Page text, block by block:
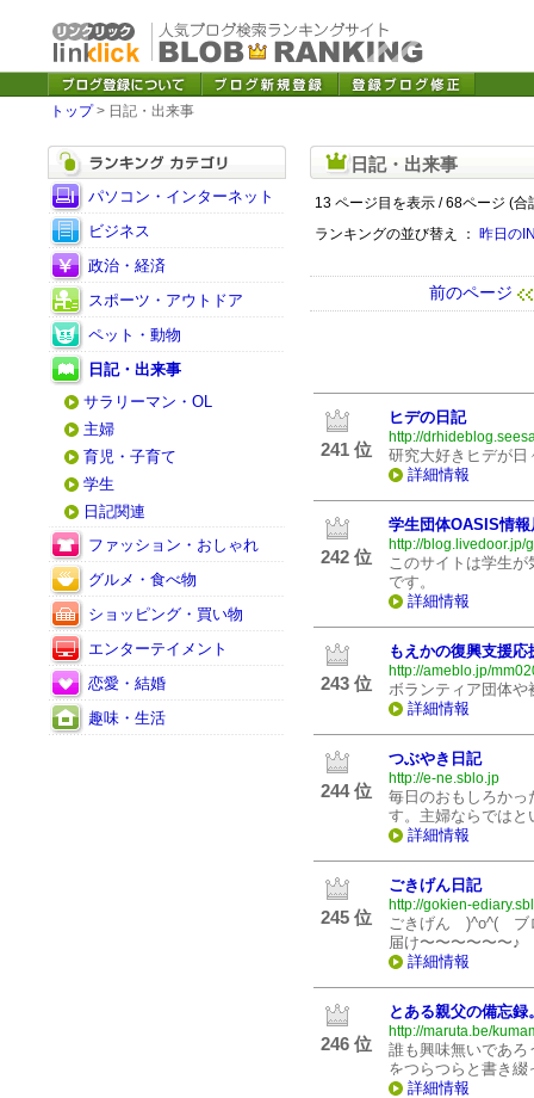
トップ> 日記・出来事
パソコン・インターネット
ビジネス
政治・経済
スポーツ・アウトドア
ペット・動物
日記・出来事
サラリーマン・OL
主婦
育児・子育て
学生
日記関連
ファッション・おしゃれ
グルメ・食べ物
ショッピング・買い物
エンターテイメント
恋愛・結婚
趣味・生活
日記・出来事
13 ページ目を表示 / 68ページ (合
ランキングの並び替え ： 昨日の
前のページ
241 位
ヒデの日記
http://
研究大好きヒデが日
詳細情報
242 位
学生団体OASIS情報
http://blog.livedoor.jp/
このサイトは学生
です。
詳細情報
243 位
もえかの復興支援
http://ameblo.jp/
ボランティア団体や
詳細情報
244 位
つぶやき日記
http://e-ne.sblo.jp
毎日のおもしろかっ
す。主婦ならではと
詳細情報
245 位
ごきげん日記
http://gokien-
ごきげん )^o^( ブ
届け〜〜〜〜〜〜♪
詳細情報
246 位
とある親父の備忘録
http://maruta.be/
誰も興味無いであろ
をつらつらと書き綴
詳細情報